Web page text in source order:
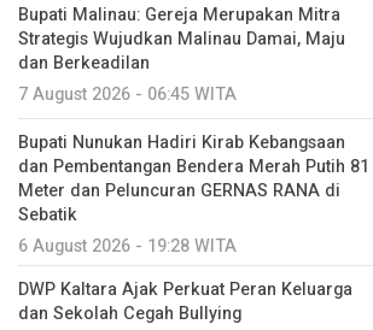
Bupati Malinau: Gereja Merupakan Mitra
Strategis Wujudkan Malinau Damai, Maju
dan Berkeadilan
7 August 2026 - 06:45 WITA
Bupati Nunukan Hadiri Kirab Kebangsaan
dan Pembentangan Bendera Merah Putih 81
Meter dan Peluncuran GERNAS RANA di
Sebatik
6 August 2026 - 19:28 WITA
DWP Kaltara Ajak Perkuat Peran Keluarga
dan Sekolah Cegah Bullying